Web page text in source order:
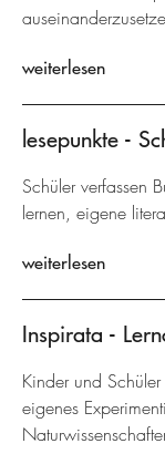
weiterlesen
lesepunkte -
Schüler verfassen
lernen, eigene
weiterlesen
Inspirata -
Kinder und
eigenes